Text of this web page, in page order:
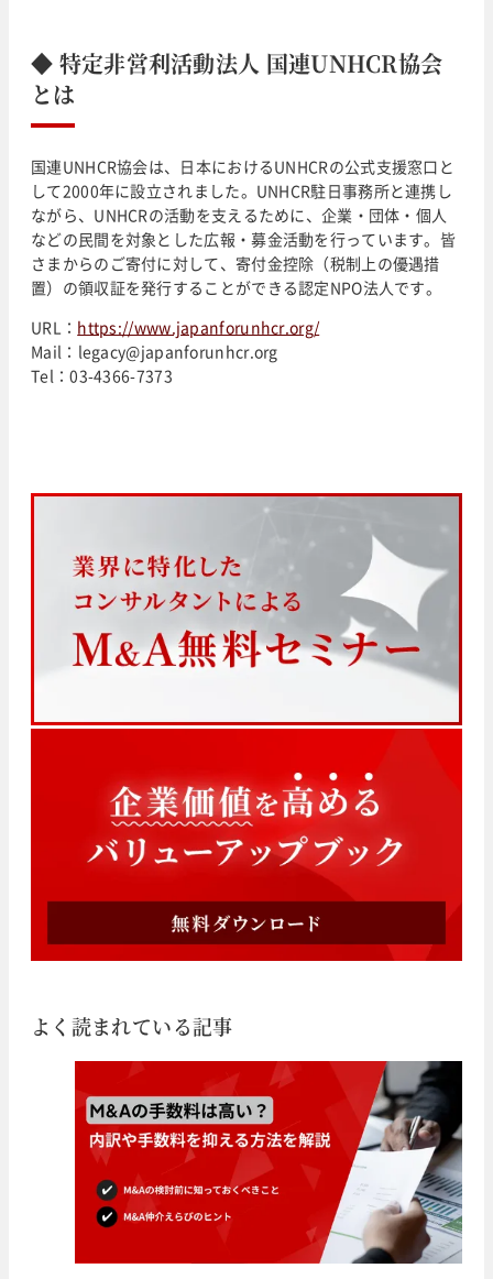
◆ 特定非営利活動法人 国連UNHCR協会
とは
国連UNHCR協会は、日本におけるUNHCRの公式支援窓口と
して2000年に設立されました。UNHCR駐日事務所と連携し
ながら、UNHCRの活動を支えるために、企業・団体・個人
などの民間を対象とした広報・募金活動を行っています。皆
さまからのご寄付に対して、寄付金控除（税制上の優遇措
置）の領収証を発行することができる認定NPO法人です。
URL： https://www.japanforunhcr.org/
Mail：legacy@japanforunhcr.org
Tel：03-4366-7373
よく読まれている記事